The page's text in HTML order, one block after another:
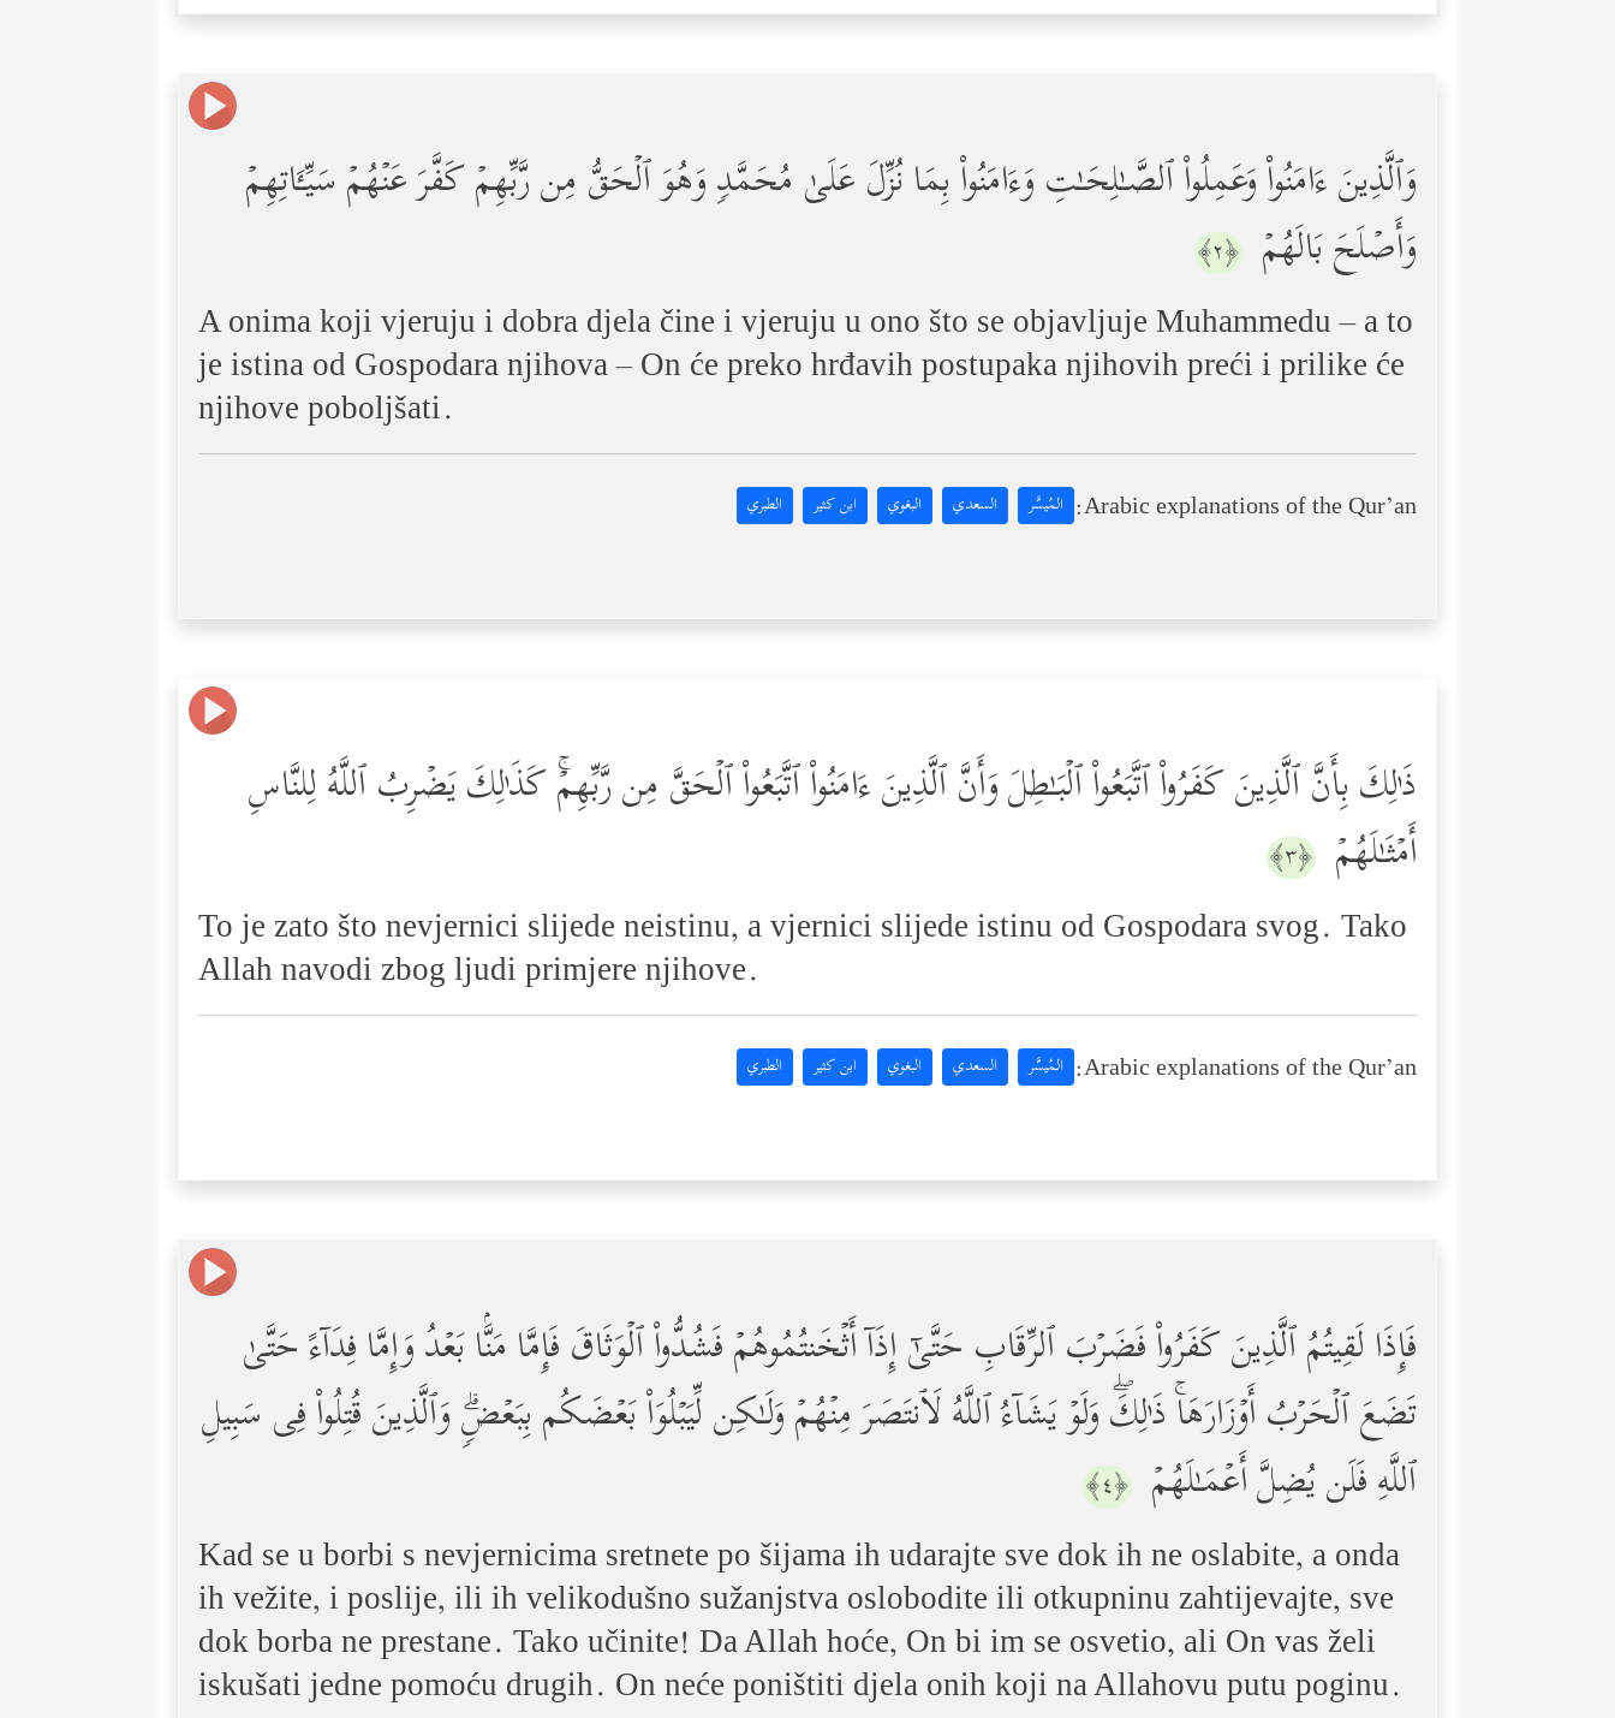
وَٱلَّذِینَ ءَامَنُواْ وَعَمِلُواْ ٱلصَّـٰلِحَـٰتِ وَءَامَنُواْ بِمَا نُزِّلَ عَلَىٰ مُحَمَّدࣲ وَهُوَ ٱلۡحَقُّ مِن رَّبِّهِمۡ كَفَّرَ عَنۡهُمۡ سَیِّـَٔاتِهِمۡ
وَأَصۡلَحَ بَالَهُمۡ ﴿٢﴾
A onima koji vjeruju i dobra djela čine i vjeruju u ono što se objavljuje Muhammedu – a to
je istina od Gospodara njihova – On će preko hrđavih postupaka njihovih preći i prilike će
njihove poboljšati.
Arabic explanations of the Qur’an: المُيسَّر السعدي البغوي ابن كثير الطبري
ذَ ٰ⁠لِكَ بِأَنَّ ٱلَّذِینَ كَفَرُواْ ٱتَّبَعُواْ ٱلۡبَـٰطِلَ وَأَنَّ ٱلَّذِینَ ءَامَنُواْ ٱتَّبَعُواْ ٱلۡحَقَّ مِن رَّبِّهِمۡۚ كَذَ ٰ⁠لِكَ یَضۡرِبُ ٱللَّهُ لِلنَّاسِ
أَمۡثَـٰلَهُمۡ ﴿٣﴾
To je zato što nevjernici slijede neistinu, a vjernici slijede istinu od Gospodara svog. Tako
Allah navodi zbog ljudi primjere njihove.
Arabic explanations of the Qur’an: المُيسَّر السعدي البغوي ابن كثير الطبري
فَإِذَا لَقِیتُمُ ٱلَّذِینَ كَفَرُواْ فَضَرۡبَ ٱلرِّقَابِ حَتَّىٰۤ إِذَاۤ أَثۡخَنتُمُوهُمۡ فَشُدُّواْ ٱلۡوَثَاقَ فَإِمَّا مَنَّۢا بَعۡدُ وَإِمَّا فِدَاۤءً حَتَّىٰ
تَضَعَ ٱلۡحَرۡبُ أَوۡزَارَهَاۚ ذَ ٰ⁠لِكَۖ وَلَوۡ یَشَاۤءُ ٱللَّهُ لَٱنتَصَرَ مِنۡهُمۡ وَلَـٰكِن لِّیَبۡلُوَاْ بَعۡضَكُم بِبَعۡضࣲۗ وَٱلَّذِینَ قُتِلُواْ فِی سَبِیلِ
ٱللَّهِ فَلَن یُضِلَّ أَعۡمَـٰلَهُمۡ ﴿٤﴾
Kad se u borbi s nevjernicima sretnete po šijama ih udarajte sve dok ih ne oslabite, a onda
ih vežite, i poslije, ili ih velikodušno sužanjstva oslobodite ili otkupninu zahtijevajte, sve
dok borba ne prestane. Tako učinite! Da Allah hoće, On bi im se osvetio, ali On vas želi
iskušati jedne pomoću drugih. On neće poništiti djela onih koji na Allahovu putu poginu.